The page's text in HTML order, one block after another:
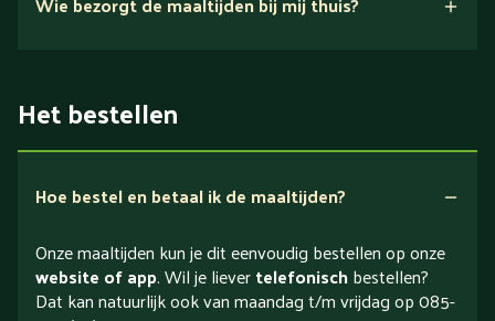
Het bestellen
Hoe bestel en betaal ik de maaltijden?
Onze maaltijden kun je dit eenvoudig bestellen op onze
website of app. Wil je lievertelefonischbestellen?
Dat kan natuurlijk ook van maandag t/m vrijdag op 085-